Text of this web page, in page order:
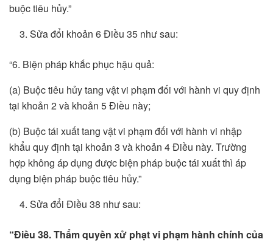
buộc tiêu hủy.”
Sửa đổi khoản 6 Điều 35 như sau:
“6. Biện pháp khắc phục hậu quả:
(a) Buộc tiêu hủy tang vật vi phạm đối với hành vi quy định
tại khoản 2 và khoản 5 Điều này;
(b) Buộc tái xuất tang vật vi phạm đối với hành vi nhập
khẩu quy định tại khoản 3 và khoản 4 Điều này. Trường
hợp không áp dụng được biện pháp buộc tái xuất thì áp
dụng biện pháp buộc tiêu hủy.”
Sửa đổi Điều 38 như sau:
“Điều 38. Thẩm quyền xử phạt vi phạm hành chính của